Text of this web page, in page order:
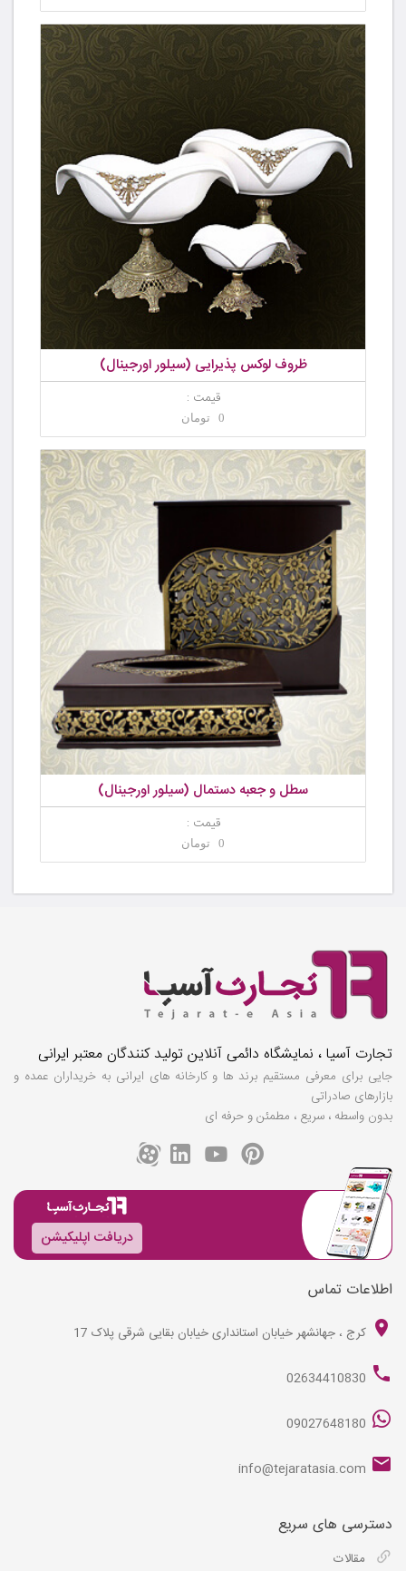
ظروف لوکس پذیرایی (سیلور اورجینال)
قیمت :
0 تومان
سطل و جعبه دستمال (سیلور اورجینال)
قیمت :
0 تومان
تجارت آسیا ، نمایشگاه دائمی آنلاین تولید کنندگان معتبر ایرانی
جایی برای معرفی مستقیم برند ها و کارخانه های ایرانی به خریداران عمده و
بازارهای صادراتی
بدون واسطه ، سریع ، مطمئن و حرفه ای
دریافت اپلیکیشن
اطلاعات تماس
کرج ، جهانشهر خیابان استانداری خیابان بقایی شرقی پلاک 17
02634410830
09027648180
info@tejaratasia.com
دسترسی های سریع
مقالات